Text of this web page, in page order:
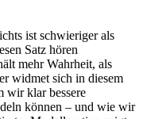
ist schwieriger als
Satz hören
mehr Wahrheit, als
widmet sich in diesem
wir klar bessere
können – und wie wir